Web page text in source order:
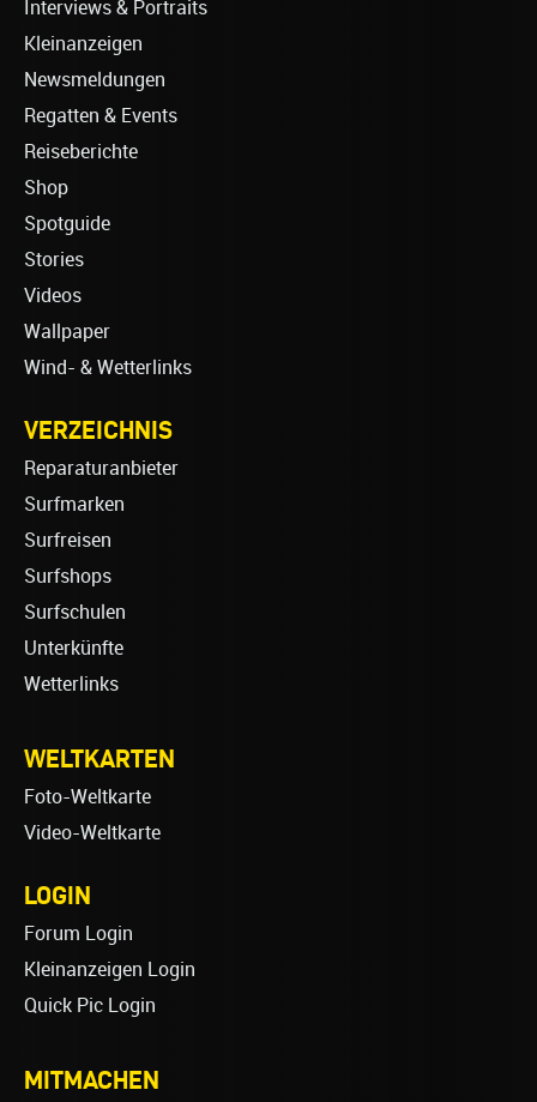
Interviews & Portraits
Kleinanzeigen
Newsmeldungen
Regatten & Events
Reiseberichte
Shop
Spotguide
Stories
Videos
Wallpaper
Wind- & Wetterlinks
VERZEICHNIS
Reparaturanbieter
Surfmarken
Surfreisen
Surfshops
Surfschulen
Unterkünfte
Wetterlinks
WELTKARTEN
Foto-Weltkarte
Video-Weltkarte
LOGIN
Forum Login
Kleinanzeigen Login
Quick Pic Login
MITMACHEN